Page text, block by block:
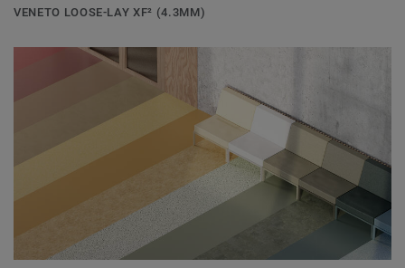
VENETO LOOSE-LAY XF² (4.3MM)